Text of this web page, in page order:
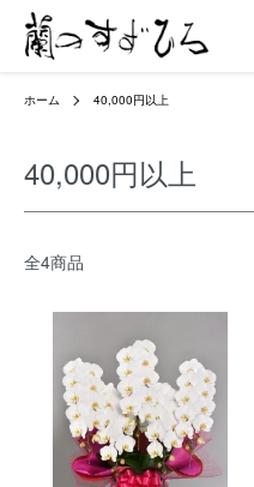
ホーム 40,000円以上
40,000円以上
全4商品